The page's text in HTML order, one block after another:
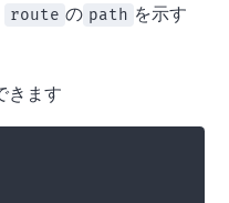
route の path を示す
きます